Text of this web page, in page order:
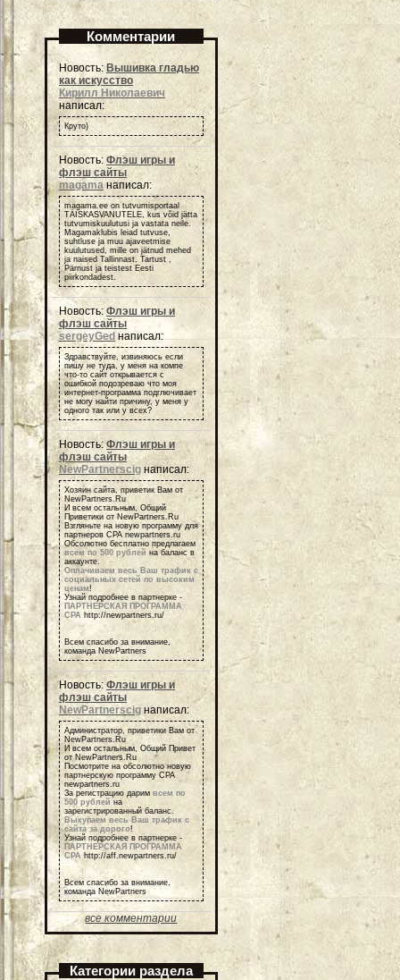
Комментарии
Новость:Вышивка гладью
как искусство
Кирилл Николаевич
написал:
Круто)
Новость: Флэш игры и
флэш сайты
magamaнаписал:
magama.ee on tutvumisportaal
TÄISKASVANUTELE, kus võid jätta
tutvumiskuulutusi ja vastata neile.
Magamaklubis leiad tutvuse,
suhtluse ja muu ajaveetmise
kuulutused, mille on jätnud mehed
ja naised Tallinnast, Tartust ,
Pärnust ja teistest Eesti
piirkondadest.
Новость: Флэш игры и
флэш сайты
sergeyGed написал:
Здравствуйте, извиняюсь если
пишу не туда, у меня на компе
что-то сайт открывается с
ошибкой подозреваю что моя
интернет-программа подглючивает
не могу найти причину, у меня у
одного так или у всех?
Новость: Флэш игры и
флэш сайты
NewPartnerscig написал:
Хозяин сайта, приветик Вам от
NewPartners.Ru
И всем остальным, Общий
Приветики от NewPartners.Ru
Взгляньте на новую программу для
партнеров СРА newpartners.ru
Обсолютно бесплатно предлагаем
всем по 500 рублей на баланс в
аккаунте.
Оплачиваем весь Ваш трафик с
социальных сетей по высоким
ценам!
Узнай подробнее в партнерке -
ПАРТНЕРСКАЯ ПРОГРАММА
СРА http://newpartners.ru/
Всем спасибо за внимание,
команда NewPartners
Новость: Флэш игры и
флэш сайты
NewPartnerscig написал:
Администратор, приветики Вам от
NewPartners.Ru
И всем остальным, Общий Привет
от NewPartners.Ru
Посмотрите на обсолютно новую
партнерскую программу СРА
newpartners.ru
За регистрацию дарим всем по
500 рублей на
зарегистрированный баланс.
Выкупаем весь Ваш трафик с
сайта за дорого!
Узнай подробнее в партнерке -
ПАРТНЕРСКАЯ ПРОГРАММА
СРА http://aff.newpartners.ru/
Всем спасибо за внимание,
команда NewPartners
все комментарии
Категории раздела